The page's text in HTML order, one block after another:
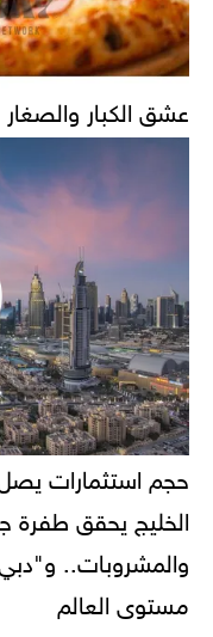
عشق الكبار
الخليج يحقق طفرة
والمشروبات.. و"دبي"
مستوى العالم